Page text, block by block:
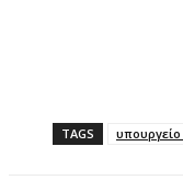
TAGS